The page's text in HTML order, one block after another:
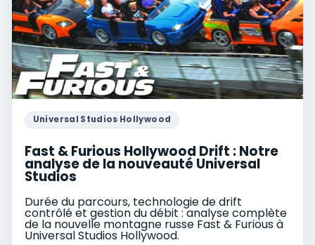
Universal Studios Hollywood
Fast & Furious Hollywood Drift : Notre
analyse de la nouveauté Universal
Studios
Durée du parcours, technologie de drift
contrôlé et gestion du débit : analyse complète
de la nouvelle montagne russe Fast & Furious à
Universal Studios Hollywood.